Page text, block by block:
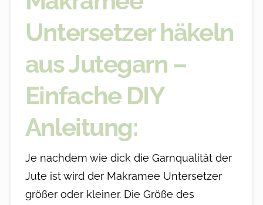
Untersetzer häkeln
aus Jutegarn –
Einfache DIY
Anleitung:
Je nachdem wie dick die Garnqualität der
Jute ist wird der Makramee Untersetzer
größer oder kleiner. Die Größe des